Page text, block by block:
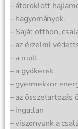
– átöröklött
– hagyományok.
– Saját otthon,
– az érzelmi
– a múlt
– a gyökerek
– gyermekkor
– az összetartozás
– ingatlan
– viszonyunk a